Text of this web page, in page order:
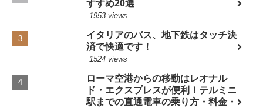
すすめ20選
1953 views
イタリアのバス、地下鉄はタッチ決
済で快適です！
1524 views
ローマ空港からの移動はレオナル
ド・エクスプレスが便利！テルミニ
駅までの直通電車の乗り方・料金・